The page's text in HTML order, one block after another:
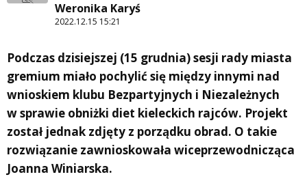
Weronika Karyś
2022.12.15 15:21
Podczas dzisiejszej (15 grudnia) sesji rady miasta
gremium miało pochylić się między innymi nad
wnioskiem klubu Bezpartyjnych i Niezależnych
w sprawie obniżki diet kieleckich rajców. Projekt
został jednak zdjęty z porządku obrad. O takie
rozwiązanie zawnioskowała wiceprzewodnicząca
Joanna Winiarska.